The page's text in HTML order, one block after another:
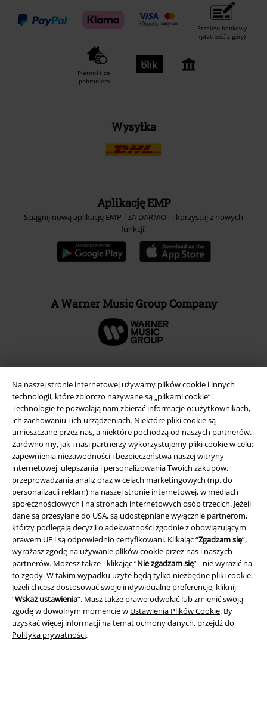
Na naszej stronie internetowej używamy plików cookie i innych
technologii, które zbiorczo nazywane są „plikami cookie”.
Technologie te pozwalają nam zbierać informacje o: użytkownikach,
ich zachowaniu i ich urządzeniach. Niektóre pliki cookie są
umieszczane przez nas, a niektóre pochodzą od naszych partnerów.
Zarówno my, jak i nasi partnerzy wykorzystujemy pliki cookie w celu:
zapewnienia niezawodności i bezpieczeństwa naszej witryny
internetowej, ulepszania i personalizowania Twoich zakupów,
przeprowadzania analiz oraz w celach marketingowych (np. do
personalizacji reklam) na naszej stronie internetowej, w mediach
społecznościowych i na stronach internetowych osób trzecich. Jeżeli
dane są przesyłane do USA, są udostępniane wyłącznie partnerom,
którzy podlegają decyzji o adekwatności zgodnie z obowiązującym
prawem UE i są odpowiednio certyfikowani. Klikając “Zgadzam się”,
wyrażasz zgodę na używanie plików cookie przez nas i naszych
partnerów. Możesz także - klikając “Nie zgadzam się” - nie wyrazić na
to zgody. W takim wypadku użyte będą tylko niezbędne pliki cookie.
Jeżeli chcesz dostosować swoje indywidualne preferencje, kliknij
“Wskaż ustawienia”. Masz także prawo odwołać lub zmienić swoją
zgodę w dowolnym momencie w Ustawienia Plików Cookie. By
uzyskać więcej informacji na temat ochrony danych, przejdź do
Polityka prywatności.
Przelew bankowy
(płatność z góry)
Płatność za
pobraniem
Wysyłka
Aplikację EMP
Ściągnij nową aplikację EMP - ZA DARMO - i korzystaj z nowych
funkcji!
A Warner Music Group Company
Informacje prawne
Regulamin
Dane firmy
Polityka prywatności
Unieszkodliwianie odpadów i ochrona środowiska
Deklaracja Zgodności
Informacje dotyczące dostępności